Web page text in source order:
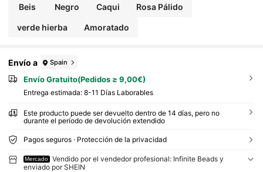
Beis Negro Caqui Rosa Pálido
verde hierba Amoratado
Envío a Spain
Envío Gratuito(Pedidos ≥ 9,00€)
Entrega estimada: 8-11 Días Laborables
Este producto puede ser devuelto dentro de 14 días, pero no
durante el período de devolución extendido
Pagos seguros · Protección de la privacidad
Mercado
Vendido por el vendedor profesional: Infinite Beads y
enviado por SHEIN